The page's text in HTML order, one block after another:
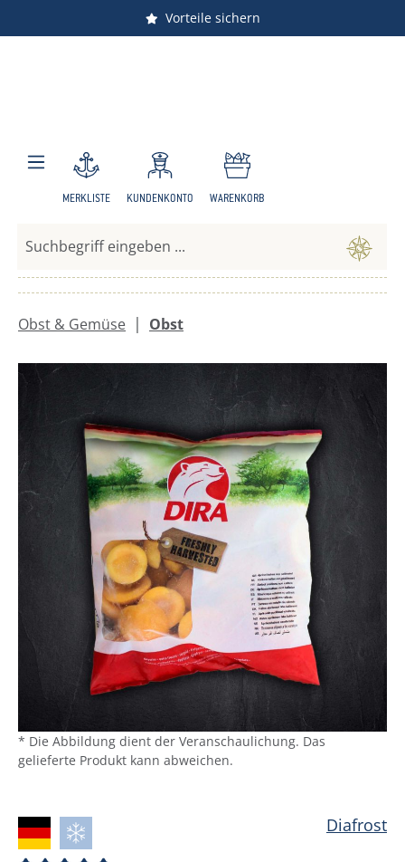
Zum Hauptinhalt springen
Vorteile sichern
MERKLISTE KUNDENKONTO WARENKORB
Obst & Gemüse | Obst
Bildergalerie überspringen
* Die Abbildung dient der Veranschaulichung. Das
gelieferte Produkt kann abweichen.
Diafrost